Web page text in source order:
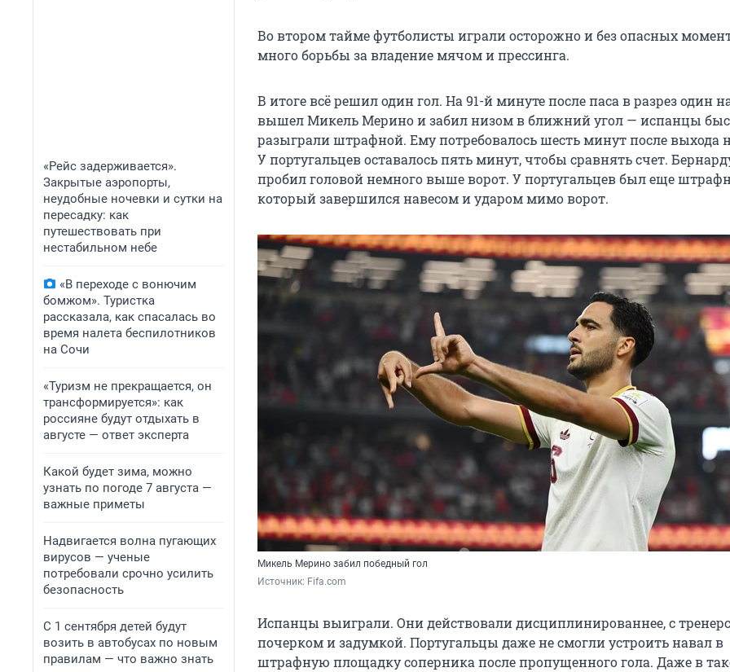
«Рейс задерживается».
Закрытые аэропорты,
неудобные ночевки и сутки на
пересадку: как
путешествовать при
нестабильном небе
«В переходе с вонючим
бомжом». Туристка
рассказала, как спасалась во
время налета беспилотников
на Сочи
«Туризм не прекращается, он
трансформируется»: как
россияне будут отдыхать в
августе — ответ эксперта
Какой будет зима, можно
узнать по погоде 7 августа —
важные приметы
Надвигается волна пугающих
вирусов — ученые
потребовали срочно усилить
безопасность
С 1 сентября детей будут
возить в автобусах по новым
правилам — что важно знать
Во втором тайме футболисты играли осторожно и без опасных
много борьбы за владение мячом и прессинга.
В итоге всё решил один гол. На 91-й минуте после паса в разрез один
вышел Микель Мерино и забил низом в ближний угол — испанцы
разыграли штрафной. Ему потребовалось шесть минут после выхода
У португальцев оставалось пять минут, чтобы сравнять счет.
пробил головой немного выше ворот. У португальцев был еще
который завершился навесом и ударом мимо ворот.
Микель Мерино забил победный гол
Источник: Fifa.com
Испанцы выиграли. Они действовали дисциплинированнее, с
почерком и задумкой. Португальцы даже не смогли устроить навал в
штрафную площадку соперника после пропущенного гола. Даже в